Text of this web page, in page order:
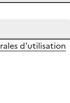
d'utilisation